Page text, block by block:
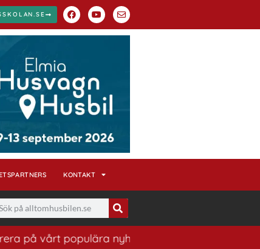
KONTAKT
populära nyhetsbrev. Ett bra sätt att ha koll